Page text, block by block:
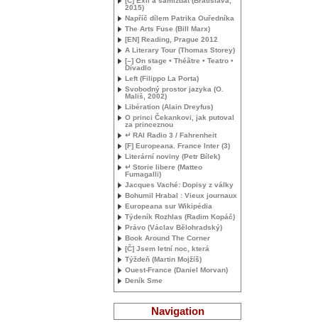
2015)
Napříč dílem Patrika Ouředníka
The Arts Fuse (Bill Marx)
[EN] Reading, Prague 2012
A Literary Tour (Thomas Storey)
[–] On stage • Théâtre • Teatro •
Divadlo
Left (Filippo La Porta)
Svobodný prostor jazyka (O.
Mališ, 2002)
Libération (Alain Dreyfus)
O princi Čekankovi, jak putoval
za princeznou
↵ RAI Radio 3 / Fahrenheit
[F] Europeana. France Inter (3)
Literární noviny (Petr Bílek)
↵ Storie libere (Matteo
Fumagalli)
Jacques Vaché: Dopisy z války
Bohumil Hrabal : Vieux journaux
Europeana sur Wikipédia
Týdeník Rozhlas (Radim Kopáč)
Právo (Václav Bělohradský)
Book Around The Corner
[Č] Jsem letní noc, která
Týždeň (Martin Mojžíš)
Ouest-France (Daniel Morvan)
Deník Sme
Navigation